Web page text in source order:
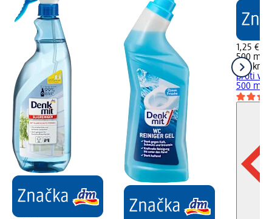
1,25 €
500 ml
Denkmit
proti
500 ml